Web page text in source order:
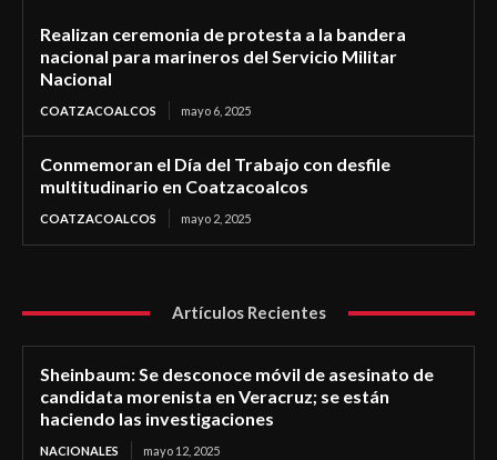
Realizan ceremonia de protesta a la bandera
nacional para marineros del Servicio Militar
Nacional
COATZACOALCOS mayo 6, 2025
Conmemoran el Día del Trabajo con desfile
multitudinario en Coatzacoalcos
COATZACOALCOS mayo 2, 2025
Artículos Recientes
Sheinbaum: Se desconoce móvil de asesinato de
candidata morenista en Veracruz; se están
haciendo las investigaciones
NACIONALES mayo 12, 2025